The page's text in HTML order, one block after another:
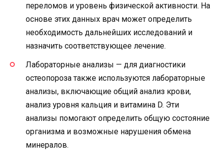
переломов и уровень физической активности. На
основе этих данных врач может определить
необходимость дальнейших исследований и
назначить соответствующее лечение.
Лабораторные анализы — для диагностики
остеопороза также используются лабораторные
анализы, включающие общий анализ крови,
анализ уровня кальция и витамина D. Эти
анализы помогают определить общую состояние
организма и возможные нарушения обмена
минералов.